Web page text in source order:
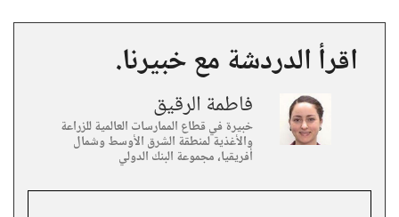
اقرأ الدردشة مع خبيرنا.
فاطمة الرقيق
خبيرة في قطاع الممارسات العالمية للزراعة
والأغذية لمنطقة الشرق الأوسط وشمال
أفريقيا، مجموعة البنك الدولي